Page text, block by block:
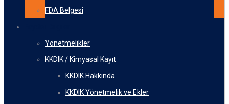
FDA Belgesi
Yönetmelikler
KKDIK / Kimyasal Kayıt
KKDIK Hakkında
KKDIK Yönetmelik ve Ekler